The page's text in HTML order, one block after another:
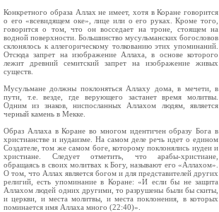
Конкретного образа Аллах не имеет, хотя в Коране говорится
о его «всевидящем оке», лице или о его руках. Кроме того,
говорится о том, что он восседает на троне, стоящем на
водной поверхности. Большинство мусульманских богословов
склонялось к аллегорическому толкованию этих упоминаний.
Отсюда запрет на изображение Аллаха, в основе которого
лежит древний семитский запрет на изображение живых
существ.
Мусульмане должны поклоняться Аллаху дома, в мечети, в
пути, т.е. везде, где верующего застанет время молитвы.
Одним из знаков, ниспосланных Аллахом людям, является
черный камень в Мекке.
Образ Аллаха в Коране во многом идентичен образу Бога в
христианстве и иудаизме. На самом деле речь идет о едином
Создателе, том же самом боге, которому поклонялись иудеи и
христиане. Следует отметить, что арабы-христиане,
обращаясь в своих молитвах к Богу, называют его «Аллахом».
О том, что Аллах является богом и для представителей других
религий, есть упоминание в Коране: «И если бы не защита
Аллахом людей одних другими, то разрушены были бы скиты,
и церкви, и места молитвы, и места поклонения, в которых
поминается имя Аллаха много (22:40)».